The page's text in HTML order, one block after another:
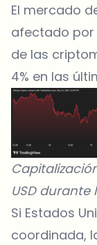
El mercado
afectado por
de las
4% en las
USD
Si Estados
coordinada,